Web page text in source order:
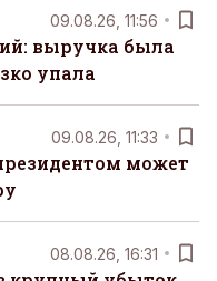
09.08.26, 11:56
выручка была
упала
09.08.26, 11:33
может
08.08.26, 16:31